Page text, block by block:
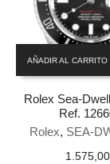
AÑADIR AL CARRITO
Rolex Sea-
Ref.
Rolex, SEA-
1.575,00